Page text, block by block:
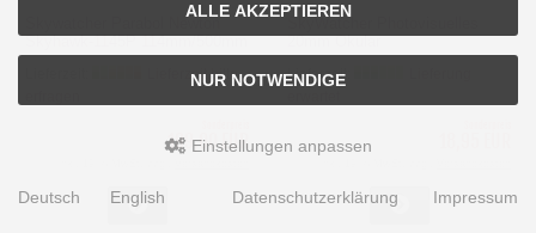
Skywatcher Parabol Newton
Skyhawk-1145P 114mm/500mm
f/4.4 OTA
Lieferzeit bitte
199,00 EUR
SkyWatcher Photovisuelles
20mm Okular
Lieferzeit:
ALLE AKZEPTIEREN
NUR NOTWENDIGE
Einstellungen anpassen
Deutsch English Datenschutzerklärung Impressum